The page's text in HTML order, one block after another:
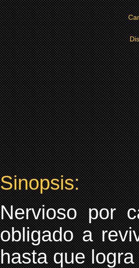
Sinopsis:
Nervioso por
obligado a
hasta que